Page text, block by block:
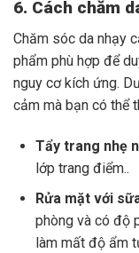
6. Cách chăm
Chăm sóc da nhạy
phẩm phù hợp để
nguy cơ kích ứng.
cảm mà bạn có thể
Tẩy trang nhẹ
lớp trang điểm..
Rửa mặt với
phòng và có độ
làm mất độ ẩm